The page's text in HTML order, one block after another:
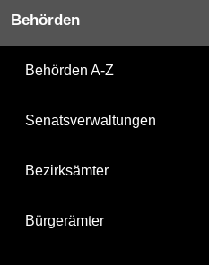
Behörden
Behörden A-Z
Senatsverwaltungen
Bezirksämter
Bürgerämter